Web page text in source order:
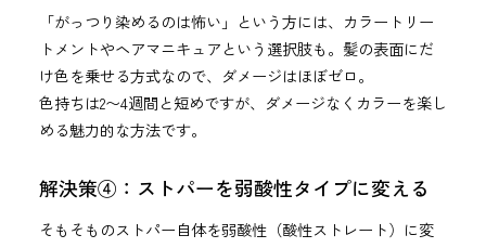
「がっつり染めるのは怖い」という方には、カラートリー
トメントやヘアマニキュアという選択肢も。髪の表面にだ
け色を乗せる方式なので、ダメージはほぼゼロ。
色持ちは2〜4週間と短めですが、ダメージなくカラーを楽し
める魅力的な方法です。
解決策④：ストパーを弱酸性タイプに変える
そもそものストパー自体を弱酸性（酸性ストレート）に変